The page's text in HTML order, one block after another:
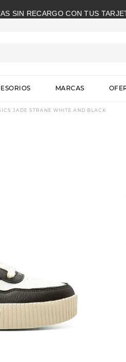
SIN RECARGO CON TUS
MARCAS
JADE STRANE WHITE AND BLACK